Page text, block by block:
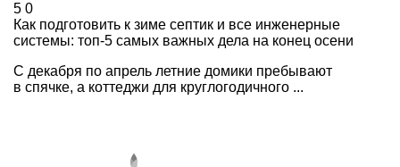
5 0
Как подготовить к зиме септик и все инженерные
системы: топ-5 самых важных дела на конец осени
С декабря по апрель летние домики пребывают
в спячке, а коттеджи для круглогодичного ...